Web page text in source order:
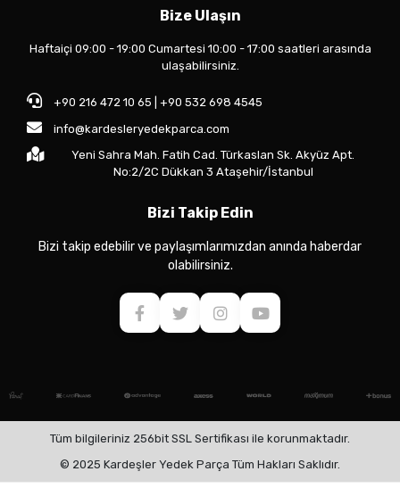
Bize Ulaşın
Haftaiçi 09:00 - 19:00 Cumartesi 10:00 - 17:00 saatleri arasında
ulaşabilirsiniz.
+90 216 472 10 65 | +90 532 698 4545
info@kardesleryedekparca.com
Yeni Sahra Mah. Fatih Cad. Türkaslan Sk. Akyüz Apt.
No:2/2C Dükkan 3 Ataşehir/İstanbul
Bizi Takip Edin
Bizi takip edebilir ve paylaşımlarımızdan anında haberdar
olabilirsiniz.
Tüm bilgileriniz 256bit SSL Sertifikası ile korunmaktadır.
© 2025 Kardeşler Yedek Parça Tüm Hakları Saklıdır.